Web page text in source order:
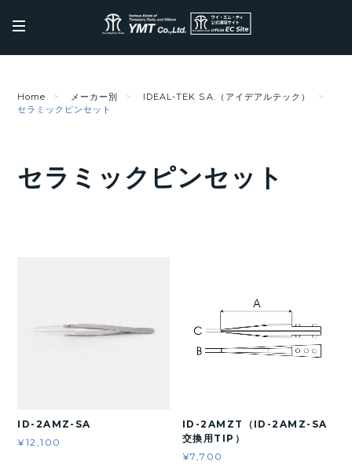
Home メーカー別
IDEAL-TEK S.A.（アイデアルテック）
セラミックピンセット
セラミックピンセット
ID-2AMZ-SA
¥12,100
ID-2AMZT（ID-2AMZ-SA
交換用TIP）
¥7,700